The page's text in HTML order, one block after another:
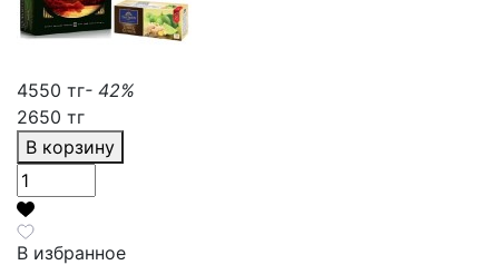
4550 тг- 42%
2650 тг
В корзину
В избранное